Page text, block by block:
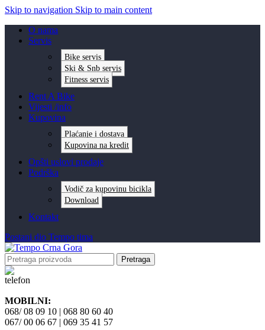
Skip to navigation Skip to main content
O nama
Servis
Bike servis
Ski & Snb servis
Fitness servis
Rent A Bike
Vijesti /info
Kupovina
Plaćanje i dostava
Kupovina na kredit
Opšti uslovi prodaje
Podrška
Vodič za kupovinu bicikla
Download
Kontakt
Postani dio Tempo tima
Pretraga
MOBILNI:
068/ 08 09 10 | 068 80 60 40
067/ 00 06 67 | 069 35 41 57